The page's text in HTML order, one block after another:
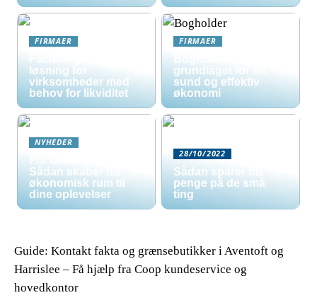
FIRMAER
løsning for
virksomheder med
behov for likviditet
FIRMAER
grundlaget for en
sund og effektiv
økonomi
NYHEDER
Sådan skaber du
økonomisk rum til
dine oplevelser
28/10/2022
Sådan sparer du
penge på de små
ting
Guide: Kontakt fakta og grænsebutikker i Aventoft og
Harrislee – Få hjælp fra Coop kundeservice og
hovedkontor